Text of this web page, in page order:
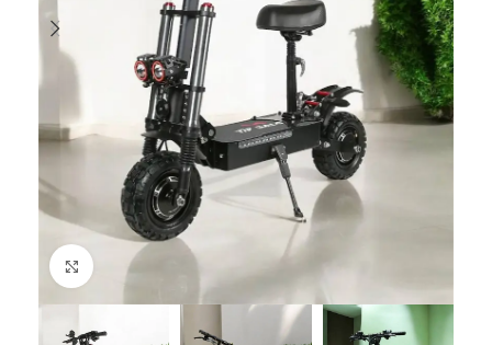
Click to enlarge